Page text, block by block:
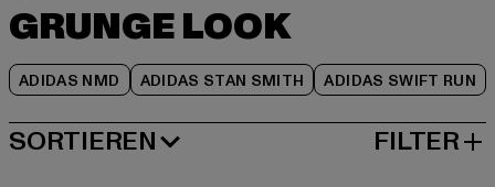
GRUNGE LOOK
ADIDAS NMD ADIDAS STAN SMITH ADIDAS SWIFT RUN
SORTIEREN
BELIEBTESTE FILTER